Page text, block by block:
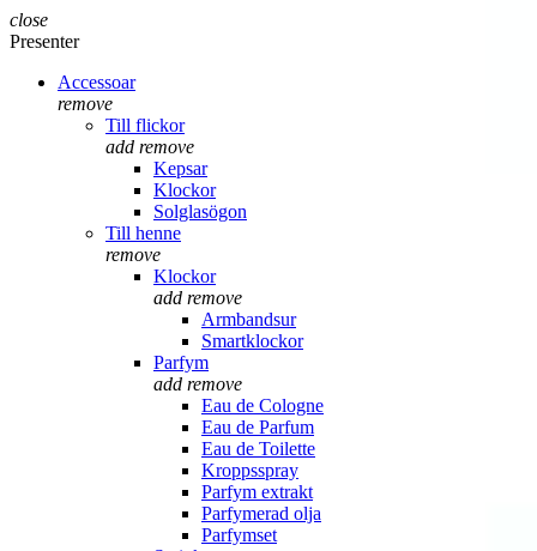
close
Presenter
Accessoar
remove
Till flickor
add remove
Kepsar
Klockor
Solglasögon
Till henne
remove
Klockor
add remove
Armbandsur
Smartklockor
Parfym
add remove
Eau de Cologne
Eau de Parfum
Eau de Toilette
Kroppsspray
Parfym extrakt
Parfymerad olja
Parfymset